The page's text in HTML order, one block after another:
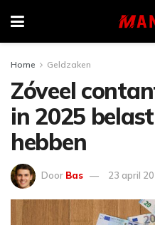
Home Geldzaken
Zóveel
in 2025
hebben
Door Bas 23 april